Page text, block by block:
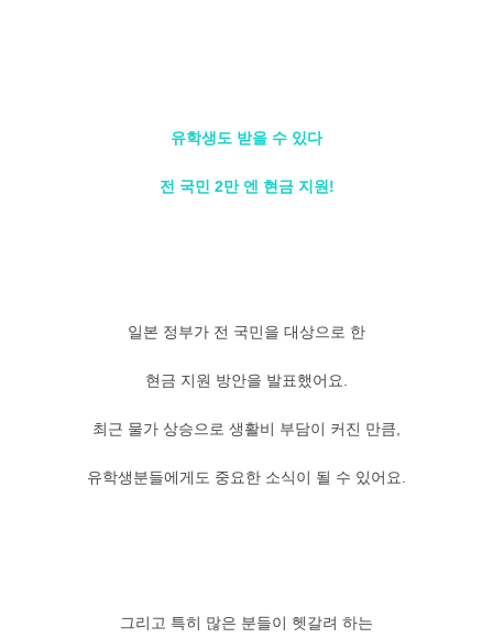
유학생도 받을 수 있다
전 국민 2만 엔 현금 지원!
일본 정부가 전 국민을 대상으로 한
현금 지원 방안을 발표했어요.
최근 물가 상승으로 생활비 부담이 커진 만큼,
유학생분들에게도 중요한 소식이 될 수 있어요.
그리고 특히 많은 분들이 헷갈려 하는